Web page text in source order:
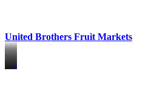
United Brothers Fruit Markets
https://www.unitedbrothersfruitmarkets.com/
https://www.unitedbrothersfruitmarkets.com/